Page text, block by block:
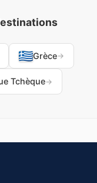
Grèce→
Tchèque→